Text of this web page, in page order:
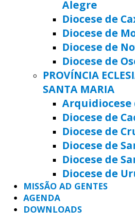
Alegre
Diocese de
Diocese de
Diocese de
Diocese de
PROVÍNCIA
SANTA MARIA
Arquidiocese
Diocese de
Diocese de
Diocese de
Diocese de
Diocese de
MISSÃO AD GENTES
AGENDA
DOWNLOADS